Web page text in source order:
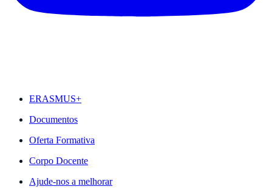
ERASMUS+
Documentos
Oferta Formativa
Corpo Docente
Ajude-nos a melhorar